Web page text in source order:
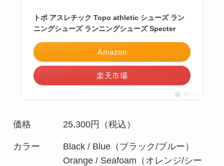
トポ アスレチック Topo athletic シューズ ラン
ニングシューズ ランニングシューズ Specter
Amazon
楽天市場
ポチップ
価格 25,300円（税込）
カラー
Black / Blue（ブラック/ブルー）
Orange / Seafoam（オレンジ/シー